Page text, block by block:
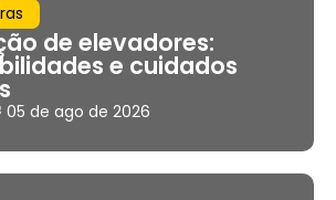
de elevadores:
e cuidados
05 de ago de 2026